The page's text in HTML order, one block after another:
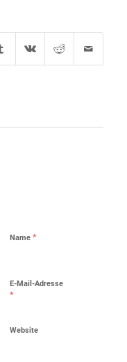
Name *
E-Mail-Adresse
*
Website